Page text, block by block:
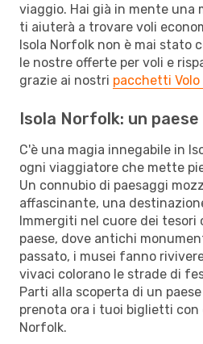
viaggio. Hai già in mente una
ti aiuterà a trovare voli
Isola Norfolk non è mai stato
le nostre offerte per voli e
grazie ai nostri pacchetti Volo
Isola Norfolk: un
C'è una magia innegabile in
ogni viaggiatore che mette
Un connubio di paesaggi
affascinante, una
Immergiti nel cuore dei
paese, dove antichi
passato, i musei fanno
vivaci colorano le strade di
Parti alla scoperta di un
prenota ora i tuoi biglietti con
Norfolk.